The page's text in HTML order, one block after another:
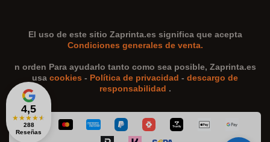
4,5
★★★★★
288
Reseñas
El uso de este sitio Zaprinta.es significa que acepta
Condiciones generales de venta.
n orden Para ayudarlo tanto como sea posible, Zaprinta.es
usa cookies - Política de privacidad - descargo de
responsabilidad .